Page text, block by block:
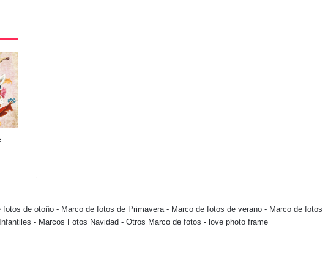
fotos de otoño - Marco de fotos de Primavera - Marco de fotos de verano - Marco de fotos
- Marcos Fotos Navidad- Otros Marco de fotos - love photo frame